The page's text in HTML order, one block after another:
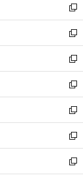
く
ド
ウ
で
開
く
ィ
ン
ド
ウ
で
開
く
い
ウ
ィ
ン
ド
ウ
で
開
く
新
し
い
ウ
ィ
ン
ド
ウ
で
開
く
新
し
い
ウ
ィ
ン
ド
ウ
で
開
く
新
し
い
ウ
ィ
ン
ド
ウ
で
開
新
し
い
ウ
ィ
ン
ド
ウ
新
し
い
ウ
ィ
ン
新
し
い
ウ
新
し